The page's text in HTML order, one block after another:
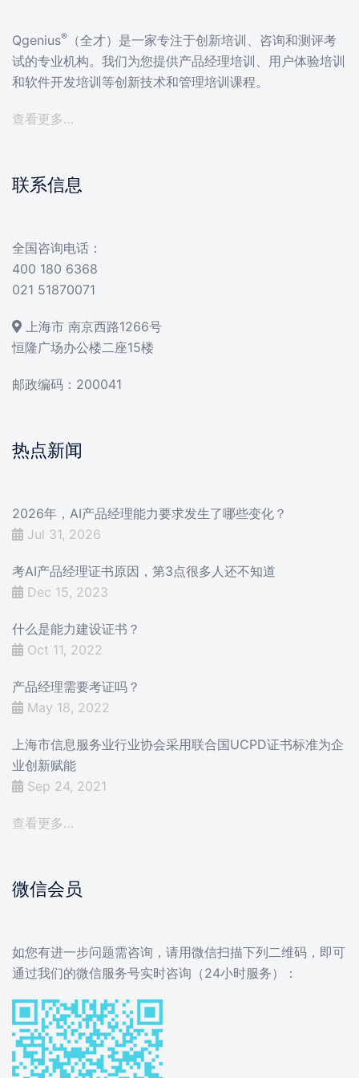
Qgenius®
（全才）是一家专注于创新培训、咨询和测评考
试的专业机构。我们为您提供产品经理培训、用户体验培训
和软件开发培训等创新技术和管理培训课程。
查看更多…
联系信息
全国咨询电话：
400 180 6368
021 51870071
上海市 南京西路1266号
恒隆广场办公楼二座15楼
邮政编码：200041
热点新闻
2026年，AI产品经理能力要求发生了哪些变化？
Jul 31, 2026
考AI产品经理证书原因，第3点很多人还不知道
Dec 15, 2023
什么是能力建设证书？
Oct 11, 2022
产品经理需要考证吗？
May 18, 2022
上海市信息服务业行业协会采用联合国UCPD证书标准为企
业创新赋能
Sep 24, 2021
查看更多…
微信会员
如您有进一步问题需咨询，请用微信扫描下列二维码，即可
通过我们的微信服务号实时咨询（24小时服务）：